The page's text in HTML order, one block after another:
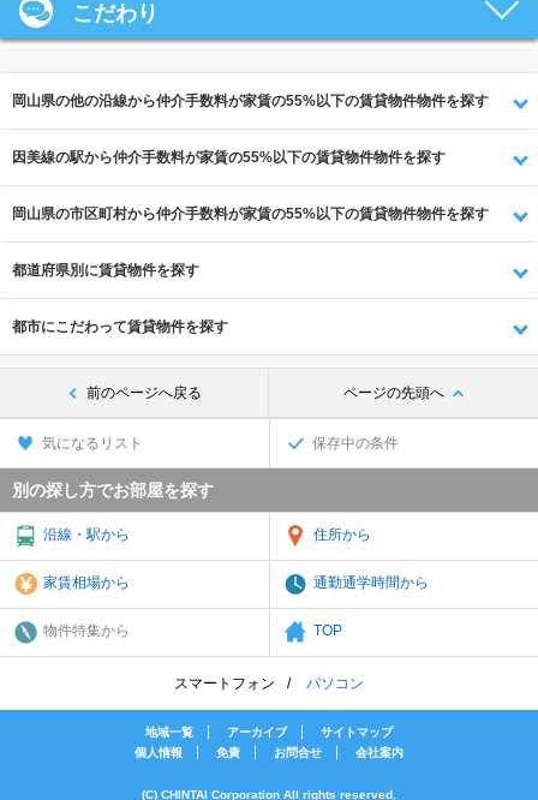
こだわり
岡山県の他の沿線から仲介手数料が家賃の55%以下の賃貸物件物件を探す
因美線の駅から仲介手数料が家賃の55%以下の賃貸物件物件を探す
岡山県の市区町村から仲介手数料が家賃の55%以下の賃貸物件物件を探す
都道府県別に賃貸物件を探す
都市にこだわって賃貸物件を探す
前のページへ戻る ページの先頭へ
気になるリスト 保存中の条件
別の探し方でお部屋を探す
沿線・駅から 住所から
家賃相場から 通勤通学時間から
物件特集から TOP
スマートフォン パソコン
地域一覧 アーカイブ
サイトマップ
個人情報
免責 お問合せ 会社案内
(C) CHINTAI Corporation All rights reserved.